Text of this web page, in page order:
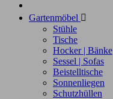
Gartenmöbel 
Stühle
Tische
Hocker | Bänke
Sessel | Sofas
Beistelltische
Sonnenliegen
Schutzhüllen